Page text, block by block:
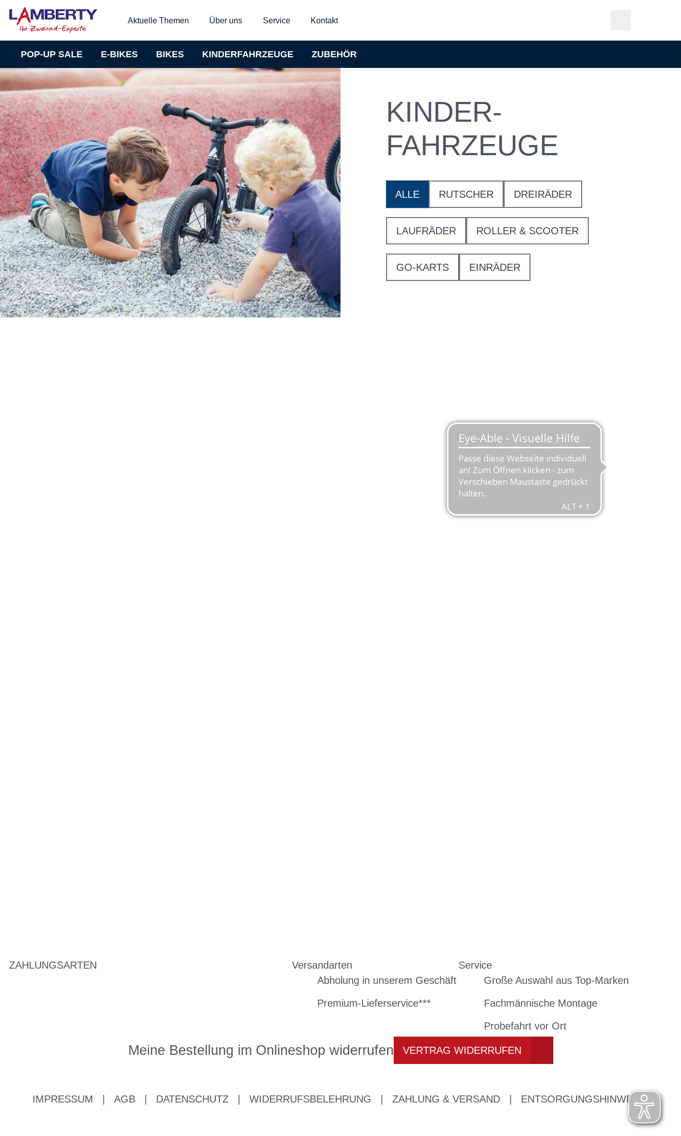
Aktuelle Themen Über uns Service Kontakt
POP-UP SALE E-BIKES BIKES KINDERFAHRZEUGE ZUBEHÖR
KINDER-
FAHRZEUGE
ALLE RUTSCHER DREIRÄDER
LAUFRÄDER ROLLER & SCOOTER
GO-KARTS EINRÄDER
ZAHLUNGSARTEN
Versandarten
Abholung in unserem Geschäft
Premium-Lieferservice***
Service
Große Auswahl aus Top-Marken
Fachmännische Montage
Probefahrt vor Ort
Meine Bestellung im Onlineshop widerrufen VERTRAG WIDERRUFEN
IMPRESSUM AGB DATENSCHUTZ WIDERRUFSBELEHRUNG ZAHLUNG & VERSAND ENTSORGUNGSHINWEISE